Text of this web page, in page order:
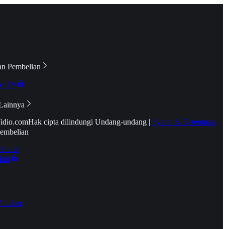
Pembelian
TV
Hak cipta dilindungi Undang-undang | Syarat & Ketentuan